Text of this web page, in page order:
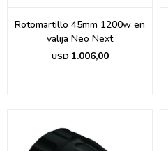
Rotomartillo 45mm 1200w en
valija Neo Next
USD 1.006,00